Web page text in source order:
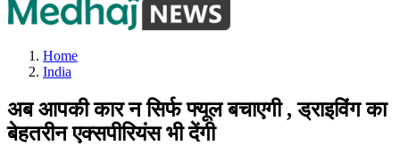
Home
India
अब आपकी कार न सिर्फ फ्यूल बचाएगी , ड्राइविंग का
बेहतरीन एक्सपीरियंस भी देंगी